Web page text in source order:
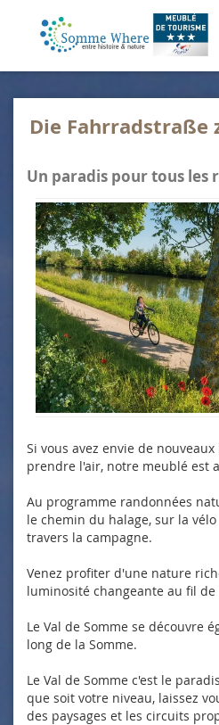
Die Fahrradstraße
Un paradis pour tous les
Si vous avez envie de
prendre l'air, notre meublé est
Au programme randonnées
le chemin du halage, sur la
travers la campagne.
Venez profiter d'une nature
luminosité changeante au fil
Le Val de Somme se découvre
long de la Somme.
Le Val de Somme c'est le
que soit votre niveau, laissez
des paysages et les circuits